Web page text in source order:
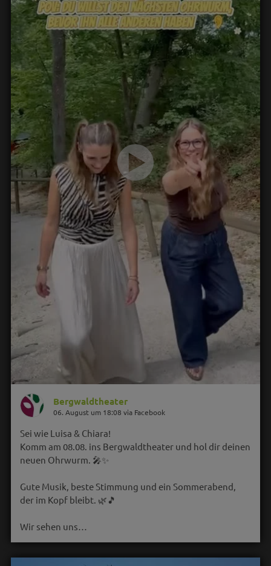
Bergwaldtheater
06. August um 18:08 via Facebook
Sei wie Luisa & Chiara!
Komm am 08.08. ins Bergwaldtheater und hol dir deinen
neuen Ohrwurm. 🎤✨
Gute Musik, beste Stimmung und ein Sommerabend,
der im Kopf bleibt. 🌿🎵
Wir sehen uns…